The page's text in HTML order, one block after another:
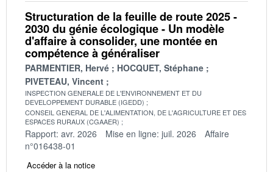
Structuration de la feuille de route 2025 -
2030 du génie écologique - Un modèle
d'affaire à consolider, une montée en
compétence à généraliser
PARMENTIER, Hervé
HOCQUET, Stéphane
PIVETEAU, Vincent
INSPECTION GENERALE DE L'ENVIRONNEMENT ET DU
DEVELOPPEMENT DURABLE (IGEDD)
CONSEIL GENERAL DE L'ALIMENTATION, DE L'AGRICULTURE ET DES
ESPACES RURAUX (CGAAER)
Rapport: avr. 2026 Mise en ligne: juil. 2026
Affaire
n°016438-01
Accéder à la notice